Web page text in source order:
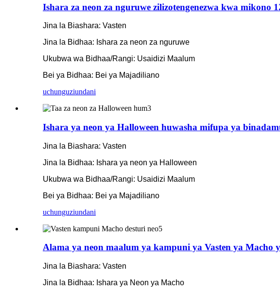
Ishara za neon za nguruwe zilizotengenezwa kwa mikono
Jina la Biashara: Vasten
Jina la Bidhaa: Ishara za neon za nguruwe
Ukubwa wa Bidhaa/Rangi: Usaidizi Maalum
Bei ya Bidhaa: Bei ya Majadiliano
uchunguziundani
Ishara ya neon ya Halloween huwasha mifupa ya
Jina la Biashara: Vasten
Jina la Bidhaa: Ishara ya neon ya Halloween
Ukubwa wa Bidhaa/Rangi: Usaidizi Maalum
Bei ya Bidhaa: Bei ya Majadiliano
uchunguziundani
Alama ya neon maalum ya kampuni ya Vasten ya Macho
Jina la Biashara: Vasten
Jina la Bidhaa: Ishara ya Neon ya Macho